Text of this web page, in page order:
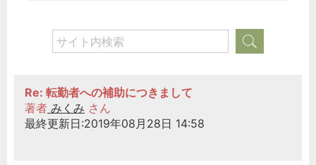
Re: 転勤者への補助につきまして
著者 みくみ さん
最終更新日:2019年08月28日 14:58